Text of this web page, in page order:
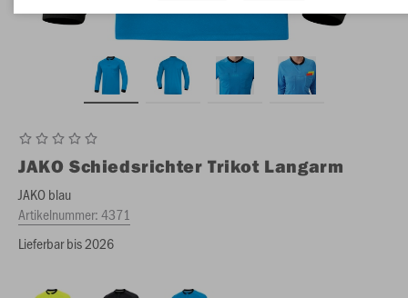
JAKO Schiedsrichter Trikot Langarm
JAKO blau
Artikelnummer:4371
Lieferbar bis 2026